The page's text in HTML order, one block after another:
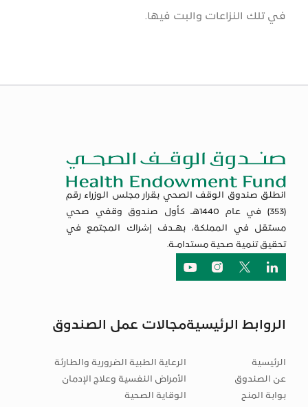
في تلك النزاعات والبت فيها.
انطلق صندوق الوقف الصحي بقرار مجلس الوزراء رقم
(353) في عام 1440هـ كأول صندوق وقفي صحي
مستقل في المملكة، بهـدف إشراك المجتمع في
تحقيق تنمية صحية مستدامـة.
لنكيدان تويتر انستجراميوتيوب
الروابط الرئيسية
الرئيسية
عن الصندوق
بوابة المنح
مجالات عمل الصندوق
الرعاية الطبية الضرورية والطارئة
الأمراض النفسية وعلاج الإدمان
الوقاية الصحية